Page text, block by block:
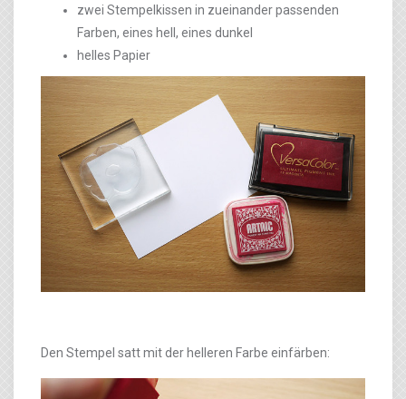
zwei Stempelkissen in zueinander passenden
Farben, eines hell, eines dunkel
helles Papier
Den Stempel satt mit der helleren Farbe einfärben: